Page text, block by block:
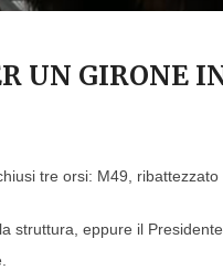
UN GIRONE
tre orsi: M49, ribattezzato
struttura, eppure il